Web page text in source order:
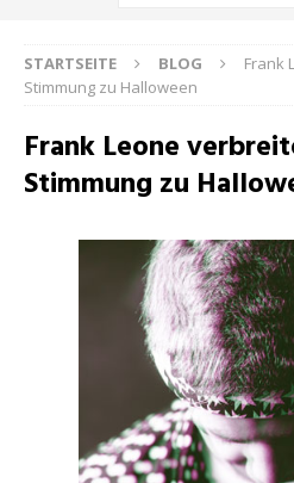
STARTSEITE BLOG
Frank
Stimmung zu Halloween
Frank Leone
Stimmung zu